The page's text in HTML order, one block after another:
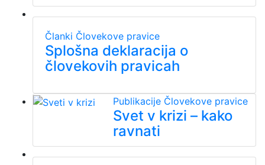
Članki Človekove pravice
Splošna deklaracija o
človekovih pravicah
Publikacije Človekove pravice
Svet v krizi – kako
ravnati